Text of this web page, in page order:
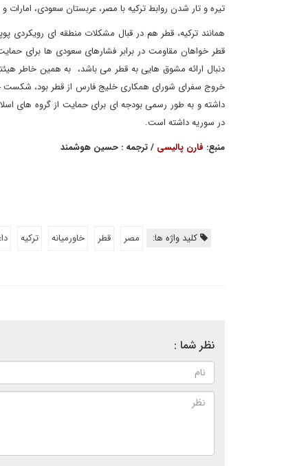
تیره و تار شدن روابط ترکیه با مصر، عربستان سعودی،
همانند ترکیه، قطر هم در قبال مشکلات منطقه ای
قطر خواهان مقاومت در برابر فشارهای سعودی ها برای
دنبال ارائه مشوق هایی به قطر می باشد، به همین خاطر
خروج سفرای شورای همکاری خلیج فارس از قطر بود، شکست
داشته و به طور رسمی بودجه ای برای حمایت از گروه های
در سوریه داشته است.
منبع: فارن پالیسی / ترجمه : حسین هوشمند
کلید واژه ها: مصر قطر خاورمیانه تركيه
نظر شما :